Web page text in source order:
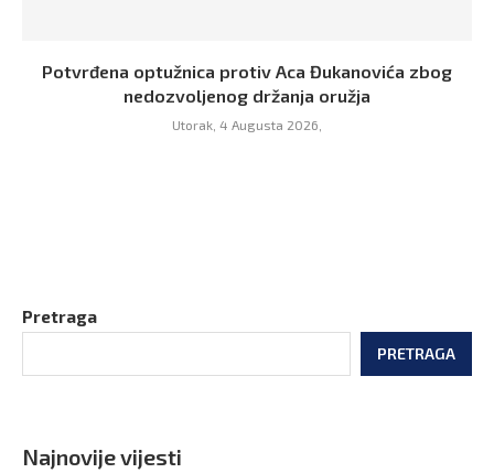
Potvrđena optužnica protiv Aca Đukanovića zbog
nedozvoljenog držanja oružja
Utorak, 4 Augusta 2026,
Pretraga
PRETRAGA
Najnovije vijesti